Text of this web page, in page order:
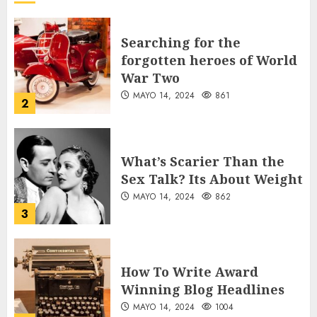
2
Searching for the
forgotten heroes of World
War Two
MAYO 14, 2024 861
3
What’s Scarier Than the
Sex Talk? Its About Weight
MAYO 14, 2024 862
How To Write Award
Winning Blog Headlines
MAYO 14, 2024 1004